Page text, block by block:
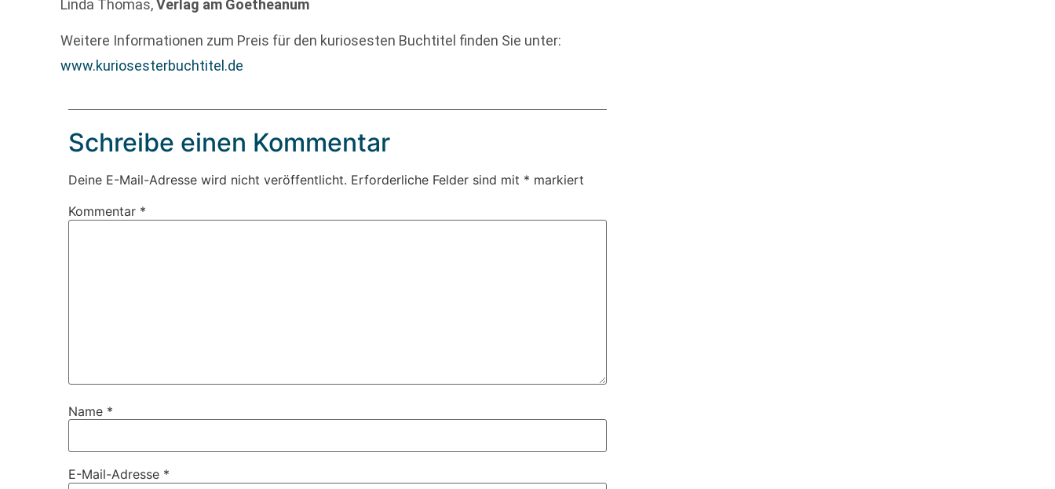
Linda Thomas,Verlag am Goetheanum
Weitere Informationen zum Preis für den kuriosesten Buchtitel finden Sie unter:
www.kuriosesterbuchtitel.de
Schreibe einen Kommentar
Deine E-Mail-Adresse wird nicht veröffentlicht. Erforderliche Felder sind mit * markiert
Kommentar *
Name *
E-Mail-Adresse *